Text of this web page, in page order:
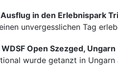
Ausflug in den Erlebnispark
unvergesslichen Tag
WDSF Open Szezged, Ungarn